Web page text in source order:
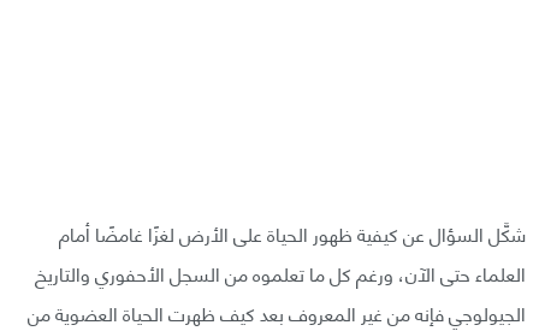
شكَّل السؤال عن كيفية ظهور الحياة على الأرض لغزًا غامضًا أمام
العلماء حتى الآن، ورغم كل ما تعلموه من السجل الأحفوري والتاريخ
الجيولوجي فإنه من غير المعروف بعد كيف ظهرت الحياة العضوية من